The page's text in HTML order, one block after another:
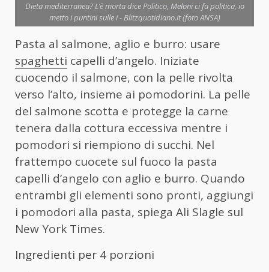
Dieta mediterranea? L’è morta dice Politico, Meloni ci fa politica, io
metto i puntini sulle i - Blitzquotidiano.it (foto ANSA)
Pasta al salmone, aglio e burro: usare
spaghetti capelli d’angelo. Iniziate
cuocendo il salmone, con la pelle rivolta
verso l’alto, insieme ai pomodorini. La pelle
del salmone scotta e protegge la carne
tenera dalla cottura eccessiva mentre i
pomodori si riempiono di succhi. Nel
frattempo cuocete sul fuoco la pasta
capelli d’angelo con aglio e burro. Quando
entrambi gli elementi sono pronti, aggiungi
i pomodori alla pasta, spiega Ali Slagle sul
New York Times.
Ingredienti per 4 porzioni